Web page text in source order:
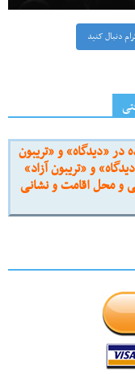
دنبال کنید
«دیدگاه» و «تریبون
و «تریبون آزاد»
و محل اقامت و نشانی